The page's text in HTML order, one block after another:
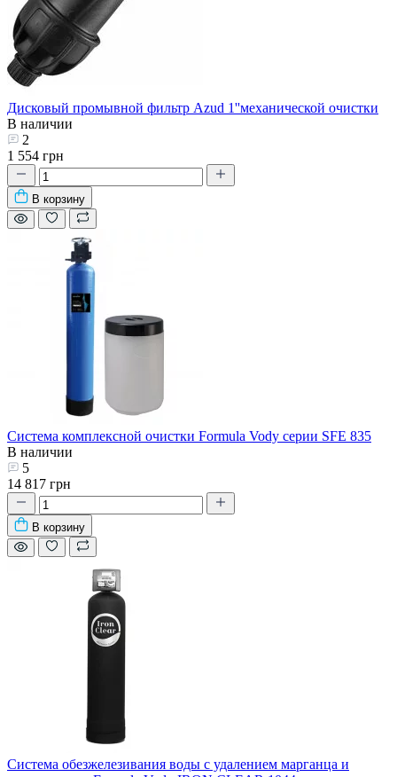
Дисковый промывной фильтр Azud 1''механической очистки
В наличии
2
1 554 грн
В корзину
Система комплексной очистки Formula Vody серии SFE 835
В наличии
5
14 817 грн
В корзину
Система обезжелезивания воды с удалением марганца и